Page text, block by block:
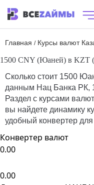
Главная / Курсы валют
1500 CNY (Юаней) в KZT
Сколько стоит 1500
данным Нац Банка РК,
Раздел с курсами
вы найдете динамику
удобный конвертер
Конвертер валют
CNY
KZT